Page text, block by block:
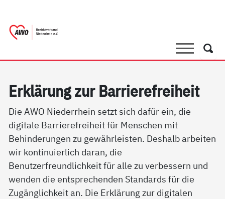
SucheSuche
Erklärung zur Barrierefreiheit
Die AWO Niederrhein setzt sich dafür ein, die
digitale Barrierefreiheit für Menschen mit
Behinderungen zu gewährleisten. Deshalb arbeiten
wir kontinuierlich daran, die
Benutzerfreundlichkeit für alle zu verbessern und
wenden die entsprechenden Standards für die
Zugänglichkeit an. Die Erklärung zur digitalen